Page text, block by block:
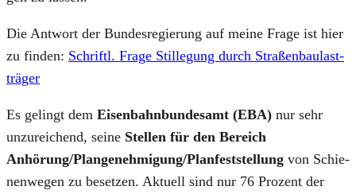
Die Ant­wort der Bun­des­re­gie­rung auf mei­ne Fra­ge ist hier
zu fin­den: Schriftl. Fra­ge Stil­le­gung durch Stra­ßen­bau­last­
trä­ger
Es gelingt dem Eisen­bahn­bun­des­amt (EBA) nur sehr
unzu­rei­chend, sei­ne Stel­len für den Bereich
Anhörung/Plangenehmigung/Planfeststellung von Schie­
nen­we­gen zu beset­zen. Aktu­ell sind nur 76 Pro­zent der